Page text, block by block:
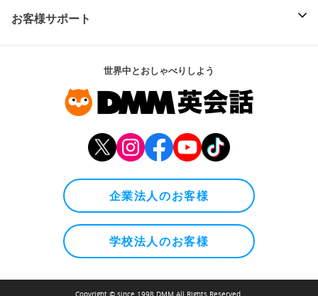
お客様サポート
世界中とおしゃべりしよう
企業法人のお客様
学校法人のお客様
Copyright © since 1998 DMM All Rights Reserved.